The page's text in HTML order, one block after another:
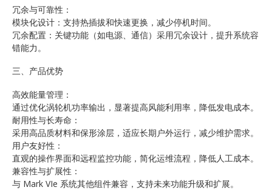
冗余与可靠性：
模块化设计：支持热插拔和快速更换，减少停机时间。
冗余配置：关键功能（如电源、通信）采用冗余设计，提升系统容
错能力。
三、产品优势
高效能量管理：
通过优化涡轮机功率输出，显著提高风能利用率，降低发电成本。
耐用性与长寿命：
采用高品质材料和保形涂层，适应长期户外运行，减少维护需求。
用户友好性：
直观的操作界面和远程监控功能，简化运维流程，降低人工成本。
兼容性与扩展性：
与 Mark VIe 系统其他组件兼容，支持未来功能升级和扩展。